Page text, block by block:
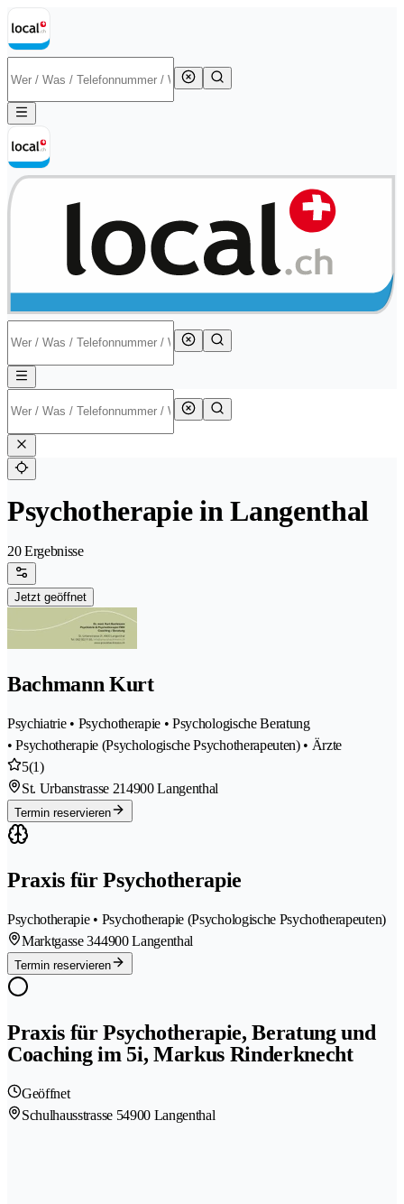
Psychotherapie in Langenthal
20 Ergebnisse
Jetzt geöffnet
Bachmann Kurt
Psychiatrie • Psychotherapie • Psychologische Beratung
• Psychotherapie (Psychologische Psychotherapeuten) • Ärzte
5(1)
St. Urbanstrasse 214900 Langenthal
Termin reservieren
Praxis für Psychotherapie
Psychotherapie • Psychotherapie (Psychologische Psychotherapeuten)
Marktgasse 344900 Langenthal
Termin reservieren
Praxis für Psychotherapie, Beratung und
Coaching im 5i, Markus Rinderknecht
Geöffnet
Schulhausstrasse 54900 Langenthal